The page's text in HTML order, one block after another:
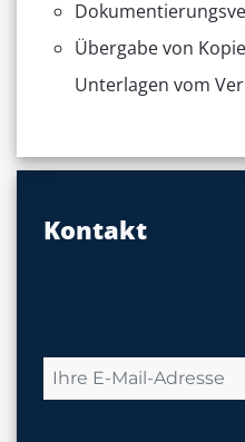
Übergabe von
Unterlagen vom
Kontakt